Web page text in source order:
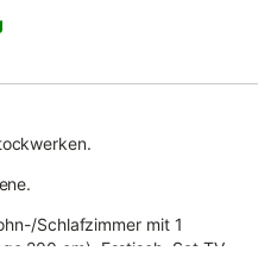
Schlafzimmer mit 1
200 cm), Esstisch, Sat-TV